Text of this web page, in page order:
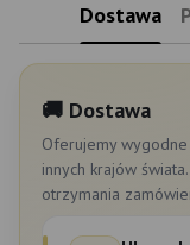
Dostawa
🚚 Dostawa
Oferujemy
innych krajów
otrzymania